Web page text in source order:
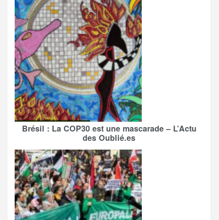
Brésil : La COP30 est une mascarade – L’Actu
des Oublié.es